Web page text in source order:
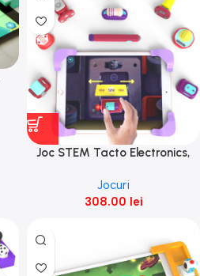
Joc STEM Tacto Electronics,
Jocuri
308.00 lei